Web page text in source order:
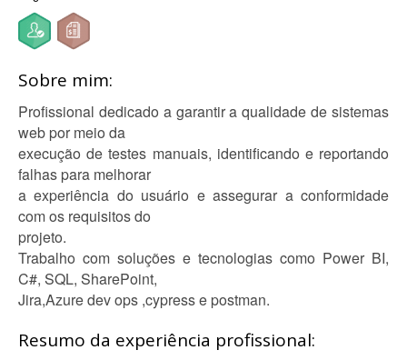
Sobre mim:
Profissional dedicado a garantir a qualidade de sistemas
web por meio da
execução de testes manuais, identificando e reportando
falhas para melhorar
a experiência do usuário e assegurar a conformidade
com os requisitos do
projeto.
Trabalho com soluções e tecnologias como Power BI,
C#, SQL, SharePoint,
Jira,Azure dev ops ,cypress e postman.
Resumo da experiência profissional: